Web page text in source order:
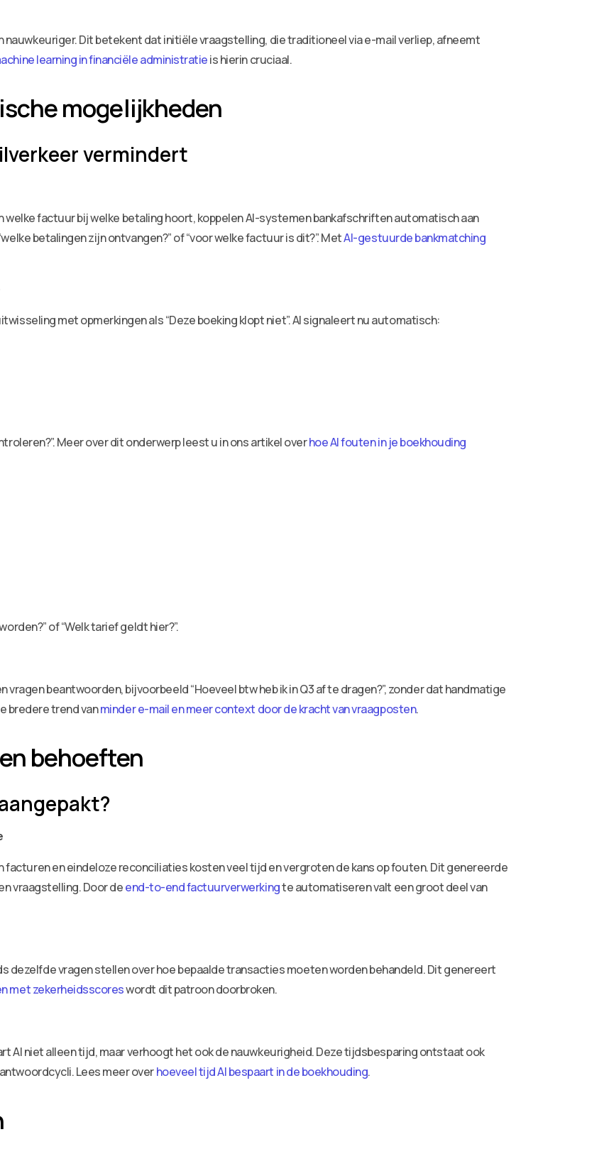
Dit betekent dat initiële vraagstelling, die traditioneel via e-mail verliep, afneemt
learning in financiële administratieis hierin cruciaal.
mogelijkheden
vermindert
factuur bij welke betaling hoort, koppelen AI-systemen bankafschriften automatisch aan
betalingen zijn ontvangen?” of “voor welke factuur is dit?”. MetAI-gestuurde bankmatching
met opmerkingen als “Deze boeking klopt niet”. AI signaleert nu automatisch:
Meer over dit onderwerp leest u in ons artikel overhoe AI fouten in je boekhouding
of “Welk tarief geldt hier?”.
beantwoorden, bijvoorbeeld “Hoeveel btw heb ik in Q3 af te dragen?”, zonder dat handmatige
bredere trend vanminder e-mail en meer context door de kracht van vraagposten.
behoeften
en eindeloze reconciliaties kosten veel tijd en vergroten de kans op fouten. Dit genereerde
vraagstelling. Door deend-to-end factuurverwerkingte automatiseren valt een groot deel van
dezelfde vragen stellen over hoe bepaalde transacties moeten worden behandeld. Dit genereert
met zekerheidsscoreswordt dit patroon doorbroken.
AI niet alleen tijd, maar verhoogt het ook de nauwkeurigheid. Deze tijdsbesparing ontstaat ook
Lees meer overhoeveel tijd AI bespaart in de boekhouding.